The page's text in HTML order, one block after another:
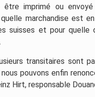
imprimé ou
marchandise est
suisses et pour
transitaires sont
pouvons enfin
Hirt, responsable